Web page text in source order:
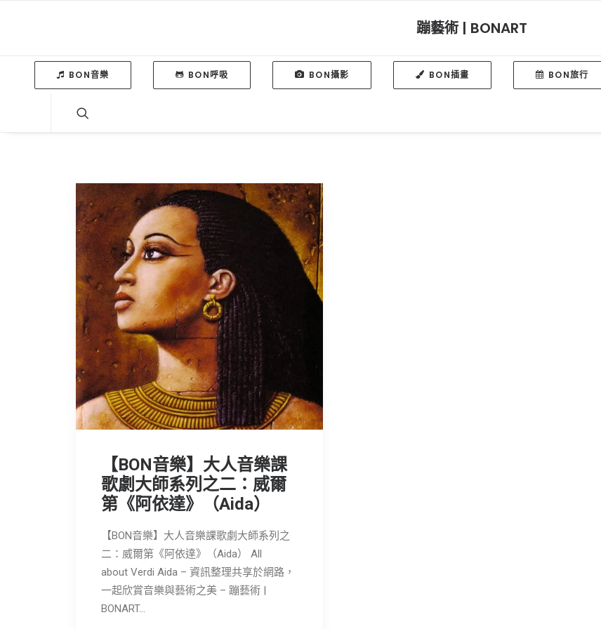
蹦藝術 | BONART
BON音樂 BON呼吸 BON攝影 BON插畫 BON旅行
【BON音樂】大人音樂課
歌劇大師系列之二：威爾
第《阿依達》（Aida）
【BON音樂】大人音樂課歌劇大師系列之
二：威爾第《阿依達》（Aida） All
about Verdi Aida – 資訊整理共享於網路，
一起欣賞音樂與藝術之美 – 蹦藝術 |
BONART…